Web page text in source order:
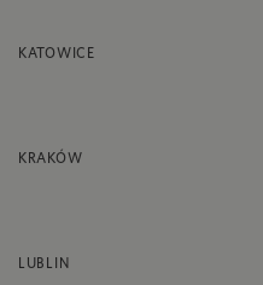
KATOWICE
KRAKÓW
LUBLIN